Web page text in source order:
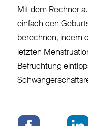
Mit dem Rechner
einfach den
berechnen, indem
letzten
Befruchtung